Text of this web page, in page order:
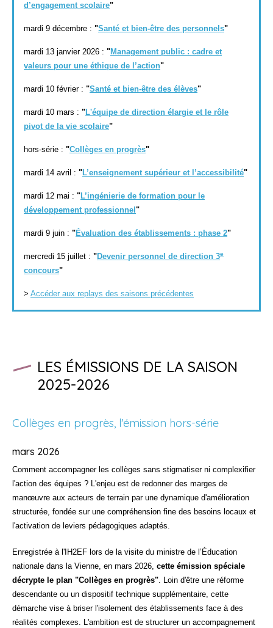
d’engagement scolaire"
mardi 9 décembre : "Santé et bien-être des personnels"
mardi 13 janvier 2026 : "Management public : cadre et
valeurs pour une éthique de l’action"
mardi 10 février : "Santé et bien-être des élèves"
mardi 10 mars : "L'équipe de direction élargie et le rôle
pivot de la vie scolaire"
hors-série : "Collèges en progrès"
mardi 14 avril : "L’enseignement supérieur et l’accessibilité"
mardi 12 mai : "L’ingénierie de formation pour le
développement professionnel "
mardi 9 juin : "Évaluation des établissements : phase 2"
mercredi 15 juillet : "Devenir personnel de direction 3e
concours"
> Accéder aux replays des saisons précédentes
LES ÉMISSIONS DE LA SAISON
2025-2026
Collèges en progrès, l'émission hors-série
mars 2026
Comment accompagner les collèges sans stigmatiser ni complexifier
l'action des équipes ? L'enjeu est de redonner des marges de
manœuvre aux acteurs de terrain par une dynamique d'amélioration
structurée, fondée sur une compréhension fine des besoins locaux et
l'activation de leviers pédagogiques adaptés.
Enregistrée à l'IH2EF lors de la visite du ministre de l’Éducation
nationale dans la Vienne, en mars 2026, cette émission spéciale
décrypte le plan "Collèges en progrès". Loin d'être une réforme
descendante ou un dispositif technique supplémentaire, cette
démarche vise à briser l'isolement des établissements face à des
réalités complexes. L'ambition est de structurer un accompagnement